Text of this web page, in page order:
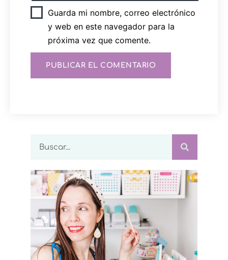
Guarda mi nombre, correo electrónico
y web en este navegador para la
próxima vez que comente.